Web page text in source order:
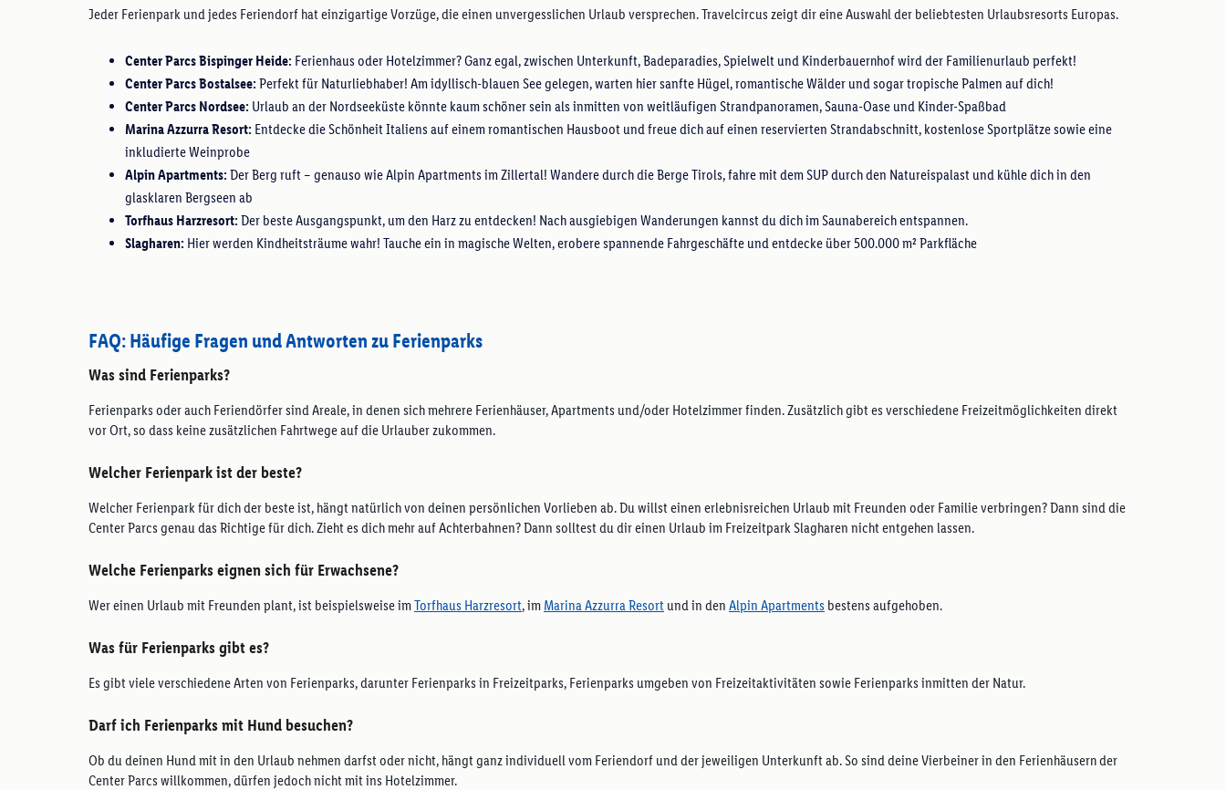
Jeder Ferienpark und jedes Feriendorf hat einzigartige Vorzüge, die einen unvergesslichen Urlaub versprechen. Travelcircus zeigt dir eine Auswahl der beliebtesten Urlaubsresorts Europas.
Center Parcs Bispinger Heide: Ferienhaus oder Hotelzimmer? Ganz egal, zwischen Unterkunft, Badeparadies, Spielwelt und Kinderbauernhof wird der Familienurlaub perfekt!
Center Parcs Bostalsee: Perfekt für Naturliebhaber! Am idyllisch-blauen See gelegen, warten hier sanfte Hügel, romantische Wälder und sogar tropische Palmen auf dich!
Center Parcs Nordsee: Urlaub an der Nordseeküste könnte kaum schöner sein als inmitten von weitläufigen Strandpanoramen, Sauna-Oase und Kinder-Spaßbad
Marina Azzurra Resort: Entdecke die Schönheit Italiens auf einem romantischen Hausboot und freue dich auf einen reservierten Strandabschnitt, kostenlose Sportplätze sowie eine
inkludierte Weinprobe
Alpin Apartments: Der Berg ruft – genauso wie Alpin Apartments im Zillertal! Wandere durch die Berge Tirols, fahre mit dem SUP durch den Natureispalast und kühle dich in den
glasklaren Bergseen ab
Torfhaus Harzresort: Der beste Ausgangspunkt, um den Harz zu entdecken! Nach ausgiebigen Wanderungen kannst du dich im Saunabereich entspannen.
Slagharen: Hier werden Kindheitsträume wahr! Tauche ein in magische Welten, erobere spannende Fahrgeschäfte und entdecke über 500.000 m² Parkfläche
FAQ: Häufige Fragen und Antworten zu Ferienparks
Was sind Ferienparks?
Ferienparks oder auch Feriendörfer sind Areale, in denen sich mehrere Ferienhäuser, Apartments und/oder Hotelzimmer finden. Zusätzlich gibt es verschiedene Freizeitmöglichkeiten direkt
vor Ort, so dass keine zusätzlichen Fahrtwege auf die Urlauber zukommen.
Welcher Ferienpark ist der beste?
Welcher Ferienpark für dich der beste ist, hängt natürlich von deinen persönlichen Vorlieben ab. Du willst einen erlebnisreichen Urlaub mit Freunden oder Familie verbringen? Dann sind die
Center Parcs genau das Richtige für dich. Zieht es dich mehr auf Achterbahnen? Dann solltest du dir einen Urlaub im Freizeitpark Slagharen nicht entgehen lassen.
Welche Ferienparks eignen sich für Erwachsene?
Wer einen Urlaub mit Freunden plant, ist beispielsweise imTorfhaus Harzresort, im Marina Azzurra Resort und in den Alpin Apartments bestens aufgehoben.
Was für Ferienparks gibt es?
Es gibt viele verschiedene Arten von Ferienparks, darunter Ferienparks in Freizeitparks, Ferienparks umgeben von Freizeitaktivitäten sowie Ferienparks inmitten der Natur.
Darf ich Ferienparks mit Hund besuchen?
Ob du deinen Hund mit in den Urlaub nehmen darfst oder nicht, hängt ganz individuell vom Feriendorf und der jeweiligen Unterkunft ab. So sind deine Vierbeiner in den Ferienhäusern der
Center Parcs willkommen, dürfen jedoch nicht mit ins Hotelzimmer.